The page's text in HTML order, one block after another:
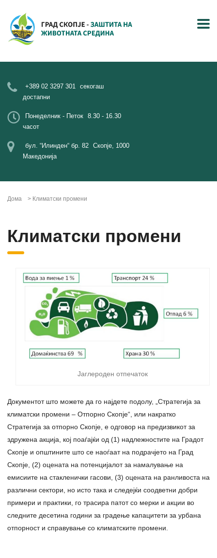
+389 02 3297 301 секогаш
достапни
Понеделник - Петок 8.30 - 16.30
часот
бул. “Илинден“ бр. 82 Скопје, 1000
Македонија
Дома > Климатски промени
Климатски промени
Јаглероден отпечаток
Документот што можете да го најдете подолу, „Стратегија за
климатски промени – Отпорно Скопје“, или накратко
Стратегија за отпорно Скопје, е одговор на предизвикот за
здружена акција, кој поаѓајќи од (1) надлежностите на Градот
Скопје и општините што се наоѓаат на подрачјето на Град
Скопје, (2) оцената на потенцијалот за намалување на
емисиите на стакленички гасови, (3) оцената на ранливоста на
различни сектори, но исто така и следејќи соодветни добри
примери и практики, го трасира патот со мерки и акции во
следните десетина години за градење капацитети за урбана
отпорност и справување со климатските промени.